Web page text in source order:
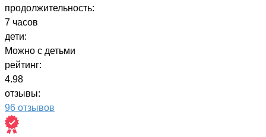
продолжительность:
7 часов
дети:
Можно с детьми
рейтинг:
4.98
отзывы:
96 отзывов